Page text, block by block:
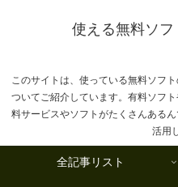
使える無料ソ
このサイトは、使っている無料ソフ
ついてご紹介しています。有料ソフ
料サービスやソフトがたくさんある
活用
全記事リスト